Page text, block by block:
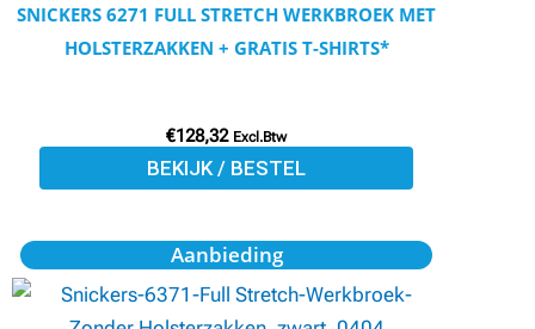
SNICKERS 6271 FULL STRETCH WERKBROEK MET
HOLSTERZAKKEN + GRATIS T-SHIRTS*
€128,32 Excl.Btw
BEKIJK / BESTEL
Deze
gekozen
worden
de
productpagina
Aanbieding
Oorspronkelijke
prijs
was:
€137,25.
Huidige
prijs
is:
€123,53.
Dit
product
heeft